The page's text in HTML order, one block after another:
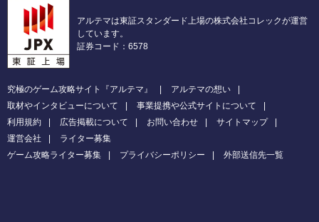
アルテマは東証スタンダード上場の株式会社コレックが運営
しています。
証券コード：6578
究極のゲーム攻略サイト『アルテマ』
アルテマの想い
取材やインタビューについて
事業提携や公式サイトについて
利用規約
広告掲載について お問い合わせ
サイトマップ
運営会社
ライター募集
ゲーム攻略ライター募集
プライバシーポリシー 外部送信先一覧